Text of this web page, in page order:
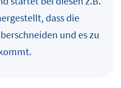
dass die
und es zu